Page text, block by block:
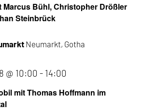
Marcus Bühl, Christopher Drößler
Steinbrück
Neumarkt, Gotha
mit Thomas Hoffmann im
@ 10:00 - 14:00